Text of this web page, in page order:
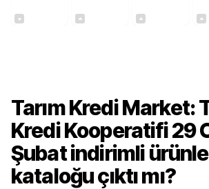
Tarım Kredi Market:
Kredi Kooperatifi 29
Şubat indirimli
kataloğu çıktı mı?